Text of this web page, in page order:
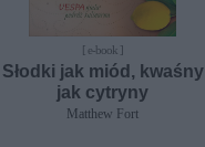
[ e-book ]
Słodki jak miód, kwaśny
jak cytryny
Matthew Fort